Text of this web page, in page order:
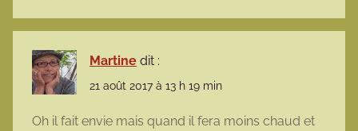
Martine dit :
21 août 2017 à 13 h 19 min
Oh il fait envie mais quand il fera moins chaud et